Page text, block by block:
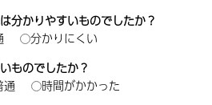
分かりやすいものでしたか？
分かりにくい
ものでしたか？
通
時間がかかった